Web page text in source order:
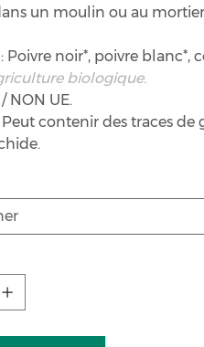
un moulin ou au
: Poivre noir*, poivre blanc*,
biologique.
NON UE.
contenir des traces de